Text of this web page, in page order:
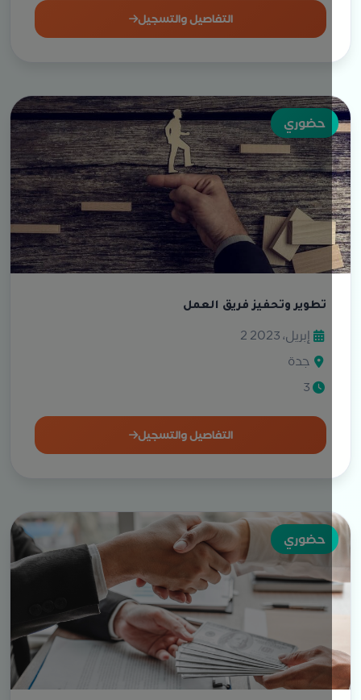
التفاصيل والتسجيل
حضوري
تطوير وتحفيز فريق العمل
2 إبريل، 2023
جدة
التفاصيل والتسجيل
حضوري